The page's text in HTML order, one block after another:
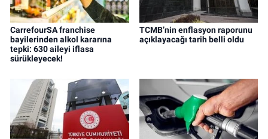
CarrefourSA franchise
bayilerinden alkol kararına
tepki: 630 aileyi iflasa
sürükleyecek!
TCMB’nin enflasyon raporunu
açıklayacağı tarih belli oldu